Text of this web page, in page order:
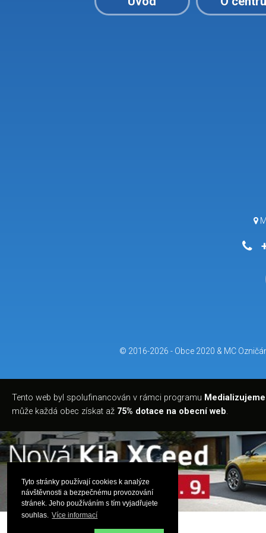
Tyto stránky používají cookies k analýze
návštěvnosti a bezpečnému provozování
stránek. Jeho používáním s tím vyjadřujete
souhlas. Více informací
© 2016-2026 - Obce 2020 & MC
Tento web byl spolufinancován v rámci programu Medializujeme
může každá obec získat až 75% dotace na obecní web.